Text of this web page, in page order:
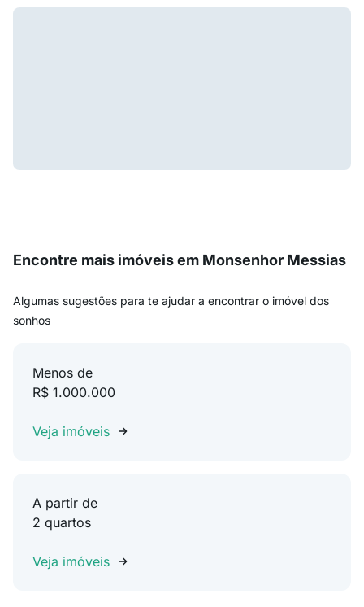
Encontre mais imóveis em Monsenhor Messias
Algumas sugestões para te ajudar a encontrar o imóvel dos
sonhos
Menos de
R$ 1.000.000
Veja imóveis
A partir de
2 quartos
Veja imóveis